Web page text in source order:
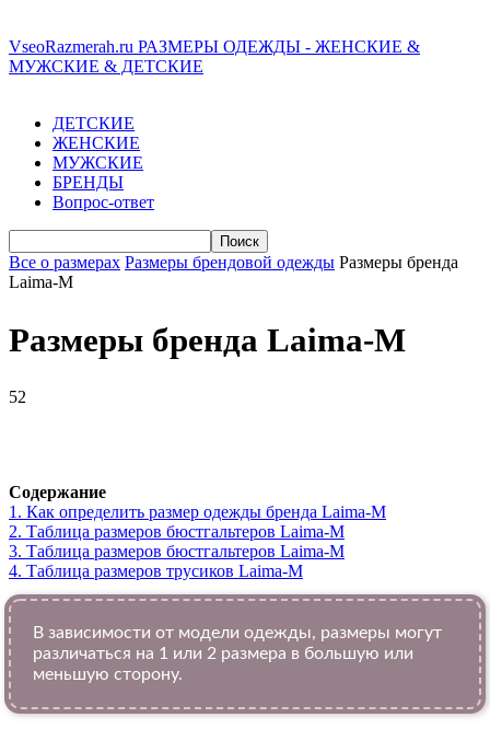
VseoRazmerah.ru РАЗМЕРЫ ОДЕЖДЫ - ЖЕНСКИЕ &
МУЖСКИЕ & ДЕТСКИЕ
ДЕТСКИЕ
ЖЕНСКИЕ
МУЖСКИЕ
БРЕНДЫ
Вопрос-ответ
Все о размерах Размеры брендовой одежды Размеры бренда
Laima-M
Размеры бренда Laima-M
52
Содержание
1. Как определить размер одежды брендa Laima-M
2. Таблица размеров бюстгальтеров Laima-M
3. Таблица размеров бюстгальтеров Laima-M
4. Таблица размеров трусиков Laima-M
В зависимости от модели одежды, размеры могут
различаться на 1 или 2 размера в большую или
меньшую сторону.